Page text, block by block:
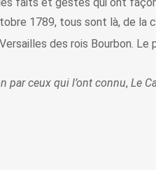
1789, tous sont là, de la
des rois Bourbon. Le
par ceux qui l’ont connu, Le